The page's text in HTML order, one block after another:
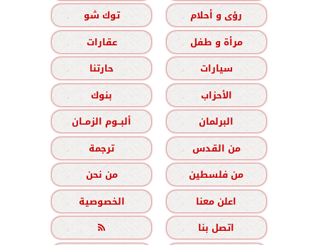
رؤى و أحلام
توك شو
مرأة و طفل
عقارات
سيارات
حارتنا
الأحزاب
بنوك
البرلمان
ألبــوم الزمــان
من القدس
ترجمة
من فلسطين
من نحن
اعلن معنا
الخصوصية
اتصل بنا
